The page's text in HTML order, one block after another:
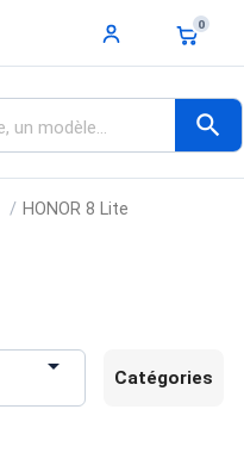
0
search
HONOR 8 Lite
 Catégories